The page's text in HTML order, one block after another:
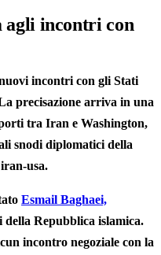
agli incontri con
incontri con gli Stati
precisazione arriva in una
tra Iran e Washington,
snodi diplomatici della
usa.
Esmail Baghaei,
Repubblica islamica.
incontro negoziale con la